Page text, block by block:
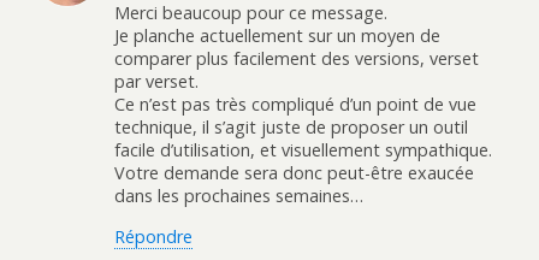
Merci beaucoup pour ce message.
Je planche actuellement sur un moyen de
comparer plus facilement des versions, verset
par verset.
Ce n’est pas très compliqué d’un point de vue
technique, il s’agit juste de proposer un outil
facile d’utilisation, et visuellement sympathique.
Votre demande sera donc peut-être exaucée
dans les prochaines semaines…
Répondre